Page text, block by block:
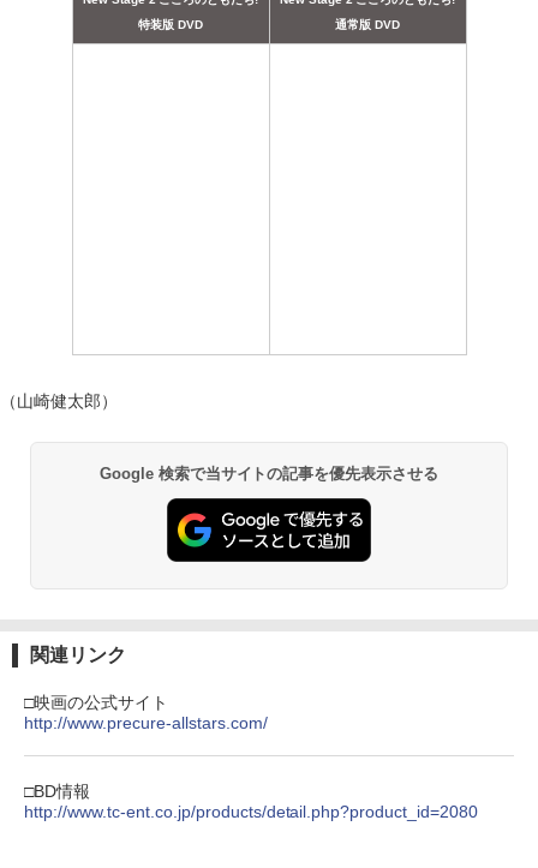
特装版 DVD
通常版 DVD
（山崎健太郎）
Google 検索で当サイトの記事を優先表示させる
関連リンク
□映画の公式サイト
http://www.precure-allstars.com/
□BD情報
http://www.tc-ent.co.jp/products/detail.php?product_id=2080